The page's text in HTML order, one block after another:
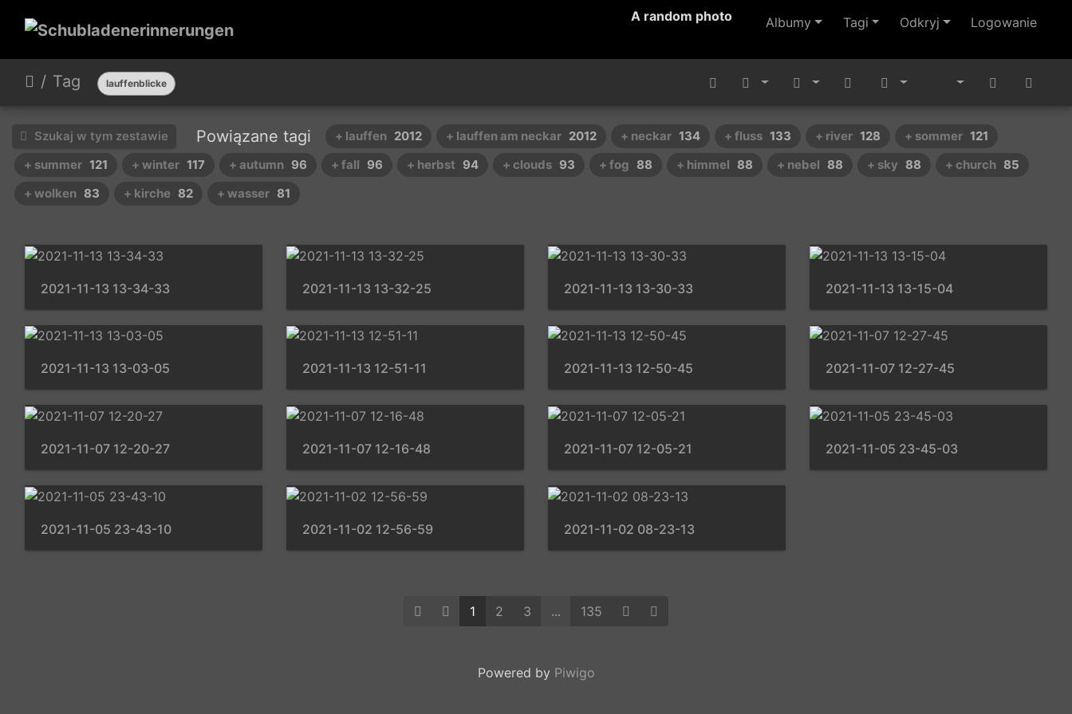
A random photo Albumy Tagi Odkryj Logowanie
Tag lauffenblicke
Szukaj w tym zestawie Powiązane tagi + lauffen 2012 + lauffen am neckar 2012 + neckar 134 + fluss 133 + river 128 + sommer 121
+ summer 121 + winter 117 + autumn 96 + fall 96 + herbst 94 + clouds 93 + fog 88 + himmel 88 + nebel 88 + sky 88 + church 85
+ wolken 83 + kirche 82 + wasser 81
2021-11-13 13-34-33 2021-11-13 13-32-25 2021-11-13 13-30-33 2021-11-13 13-15-04
2021-11-13 13-03-05 2021-11-13 12-51-11 2021-11-13 12-50-45 2021-11-07 12-27-45
2021-11-07 12-20-27 2021-11-07 12-16-48 2021-11-07 12-05-21 2021-11-05 23-45-03
2021-11-05 23-43-10 2021-11-02 12-56-59 2021-11-02 08-23-13
1 2 3 ... 135
Powered by Piwigo